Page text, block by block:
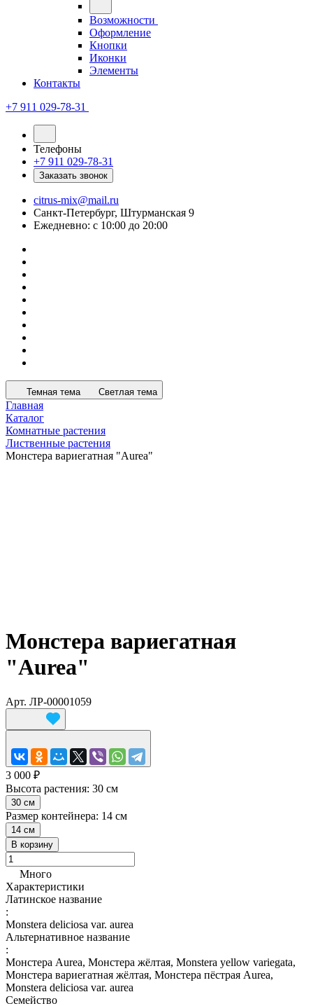
Возможности
Оформление
Кнопки
Иконки
Элементы
Контакты
+7 911 029-78-31
Телефоны
+7 911 029-78-31
Заказать звонок
citrus-mix@mail.ru
Санкт-Петербург, Штурманская 9
Ежедневно: с 10:00 до 20:00
Темная тема Светлая тема
Главная
Каталог
Комнатные растения
Лиственные растения
Монстера вариегатная "Aurea"
Монстера вариегатная
"Aurea"
Арт. ЛР-00001059
3 000 ₽
Высота растения: 30 см
30 см
Размер контейнера: 14 см
14 см
В корзину
Много
Характеристики
Латинское название
:
Monstera deliciosa var. aurea
Альтернативное название
:
Монстера Aurea, Монстера жёлтая, Monstera yellow variegata,
Монстера вариегатная жёлтая, Монстера пёстрая Aurea,
Monstera deliciosa var. aurea
Семейство